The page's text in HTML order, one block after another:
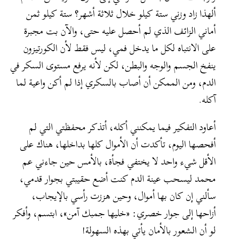
ألهذا زاد وزني ستة كيلو خلال ثلاثة أشهر؟ ستة كيلو ثمن
أماني الزائف الذي لم أحصل عليه حتى، والآن بت مجبرة
على الانتباه لكل ما يدخل فمي، ليس فقط لأن الكورتيزون
ينفخ الجسم والوجه والبطن، لكن لأنه يرفع مستوى السكر في
الدم، ومن الممكن أن أصاب بالسكري إذا لم أكن واعية لما
آكله.
أعاود التفكير فيما يمكنني أكله، أتذكر محفظتي التي لم
أفحصها اليوم، تأكدت أن الأموال كلها بداخلها، هناك على
الأقل شيء واحد لا يختفي فجأة، بالأمس حين جاءني عم
محمد ليسحب عينة الدم كنت أضع حقيبتي بجوار قدمي،
سألني إن كان بها أموال، وحين هززت رأسي بالإيجاب،
أزاحها إلى جوار خصري: «خليها جمبك آمن»، ابتسم، وأفكر
لو أن الشعور بالأمان يأتي بهذه السهولة!